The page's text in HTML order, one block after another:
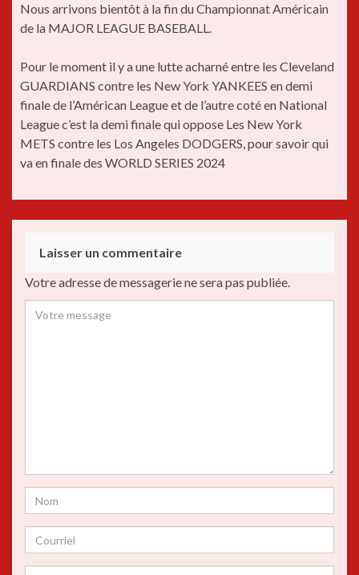
Nous arrivons bientôt à la fin du Championnat Américain
de la MAJOR LEAGUE BASEBALL.
Pour le moment il y a une lutte acharné entre les Cleveland
GUARDIANS contre les New York YANKEES en demi
finale de l’Américan League et de l’autre coté en National
League c’est la demi finale qui oppose Les New York
METS contre les Los Angeles DODGERS, pour savoir qui
va en finale des WORLD SERIES 2024
Laisser un commentaire
Votre adresse de messagerie ne sera pas publiée.